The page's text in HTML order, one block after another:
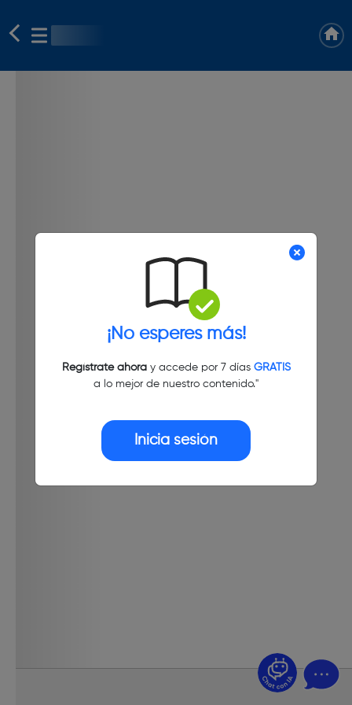
¡No esperes más!
Regístrate ahoray accede por 7 días GRATIS
a lo mejor de nuestro contenido."
Inicia sesión